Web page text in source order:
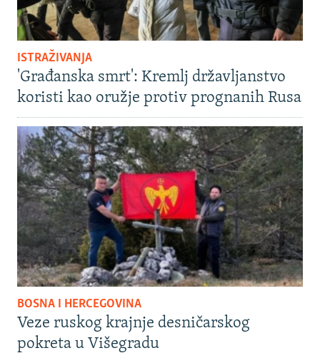
ISTRAŽIVANJA
'Građanska smrt': Kremlj državljanstvo
koristi kao oružje protiv prognanih Rusa
BOSNA I HERCEGOVINA
Veze ruskog krajnje desničarskog
pokreta u Višegradu